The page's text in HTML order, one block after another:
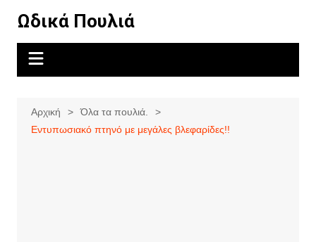
περιεχόμενο
Ωδικά Πουλιά
Αρχική
Όλα τα πουλιά.
Εντυπωσιακό πτηνό με μεγάλες βλεφαρίδες!!